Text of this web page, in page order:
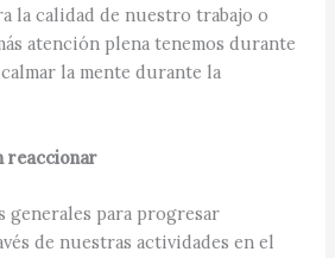
la calidad de nuestro trabajo o
atención plena tenemos durante
la mente durante la
reaccionar
generales para progresar
de nuestras actividades en el